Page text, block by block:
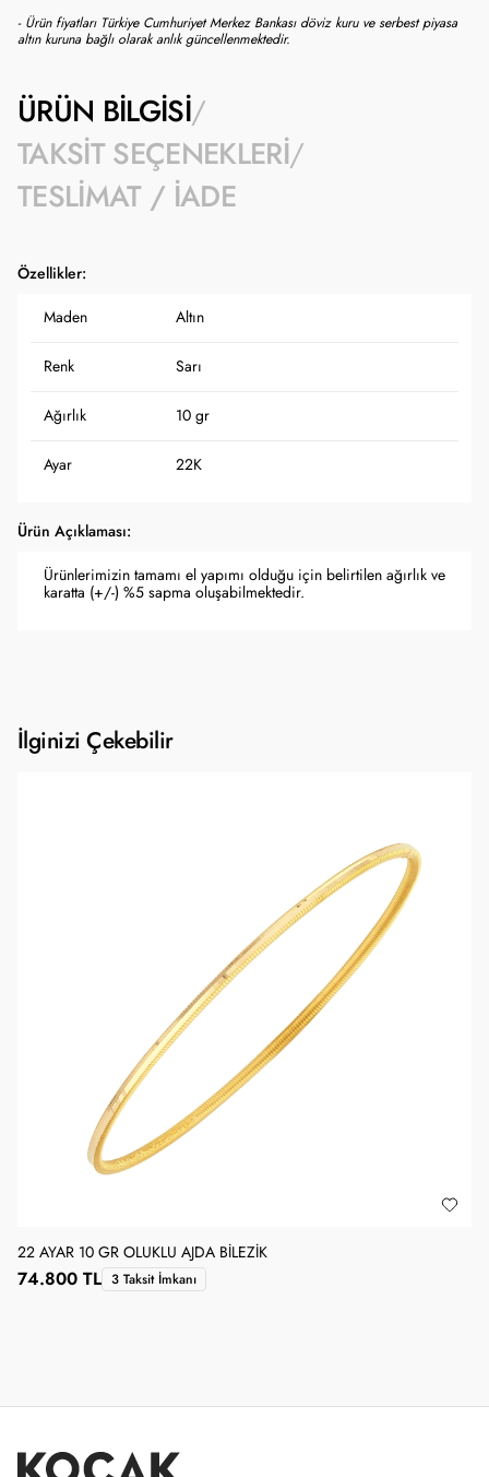
- Ürün fiyatları Türkiye Cumhuriyet Merkez Bankası döviz kuru ve serbest piyasa
altın kuruna bağlı olarak anlık güncellenmektedir.
ÜRÜN BILGISI
TAKSIT SEÇENEKLERI
TESLIMAT / İADE
Özellikler:
Maden Altın
Renk Sarı
Ağırlık 10 gr
Ayar 22K
Ürün Açıklaması:
Ürünlerimizin tamamı el yapımı olduğu için belirtilen ağırlık ve
karatta (+/-) %5 sapma oluşabilmektedir.
İlginizi Çekebilir
22 AYAR 10 GR OLUKLU AJDA BILEZIK
74.800 TL 3 Taksit İmkanı